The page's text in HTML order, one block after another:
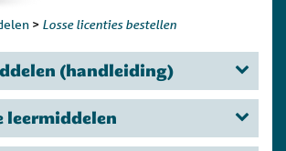
> Losse licenties bestellen
(handleiding)
leermiddelen